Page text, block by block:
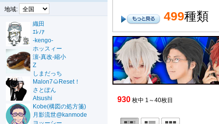
地域:
織田
ｴﾚﾉｱ
-kengo-
ホッスィー
濵-真改-縮小
Z
しまだっち
Malon7🌰Reset！
さとぽん
Atsushi
Kobe(構図の処方箋)
月影流世@kanmode
499種類
930 枚中 1～40枚目